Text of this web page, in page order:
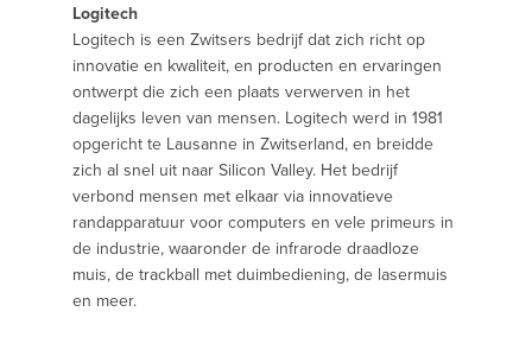
Logitech
Logitech is een Zwitsers bedrijf dat zich richt op
innovatie en kwaliteit, en producten en ervaringen
ontwerpt die zich een plaats verwerven in het
dagelijks leven van mensen. Logitech werd in 1981
opgericht te Lausanne in Zwitserland, en breidde
zich al snel uit naar Silicon Valley. Het bedrijf
verbond mensen met elkaar via innovatieve
randapparatuur voor computers en vele primeurs in
de industrie, waaronder de infrarode draadloze
muis, de trackball met duimbediening, de lasermuis
en meer.